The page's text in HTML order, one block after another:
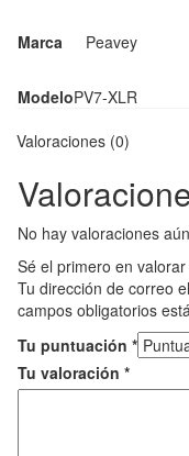
Marca Peavey
ModeloPV7-XLR
Valoraciones (0)
No hay valoraciones
Sé el primero en valorar
Tu dirección de correo
campos obligatorios
Tu puntuación *
Tu valoración *